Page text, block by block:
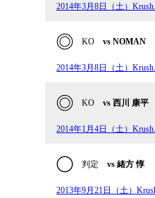
2014年3月8日（土）
KO vs NOMAN
2014年3月8日（土）
KO vs 西川 康平
2014年1月4日（土）
判定 vs 緒方 惇
2013年9月21日（土）